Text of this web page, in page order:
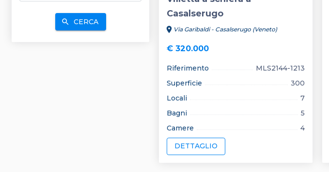
search CERCA
Casalserugo
location_on Via Garibaldi - Casalserugo (Veneto)
€ 320.000
Riferimento
MLS2144-1213
Superficie
300
Locali
7
Bagni
5
Camere
4
DETTAGLIO